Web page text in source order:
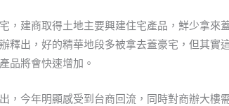
，建商取得土地主要興建住宅產品，鮮少拿來
釋出，好的精華地段多被拿去蓋豪宅，但其實
品將會快速增加。
，今年明顯感受到台商回流，同時對商辦大樓